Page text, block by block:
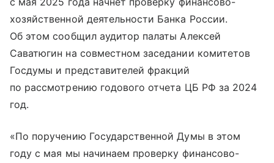
хозяйственной деятельности Банка России.
Об этом сообщил аудитор палаты Алексей
Саватюгин на совместном заседании комитетов
Госдумы и представителей фракций
по рассмотрению годового отчета ЦБ РФ за 2024
год.
«По поручению Государственной Думы в этом
году с мая мы начинаем проверку финансово-